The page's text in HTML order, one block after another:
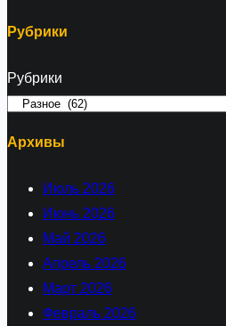
л
о
г
»
Рубрики
Рубрики
Архивы
Июль 2026
Июнь 2026
Май 2026
Апрель 2026
Март 2026
Февраль 2026